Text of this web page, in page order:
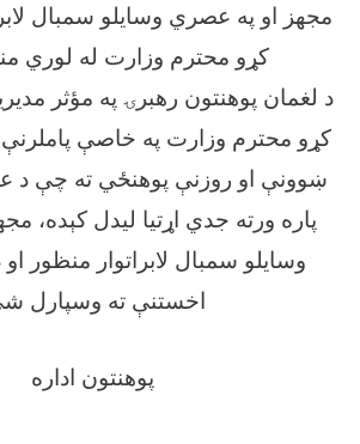
مجهز او په عصري وسایلو سمبال
کړو محترم وزارت له لوري
د لغمان پوهنتون رهبرۍ په مؤثر
کړو محترم وزارت په خاصې
ښوونې او روزنې پوهنځي ته چې د
پاره ورته جدي اړتیا لیدل کېده،
وسایلو سمبال لابراتوار منظور
اخستنې ته وسپارل
پوهنتون اداره